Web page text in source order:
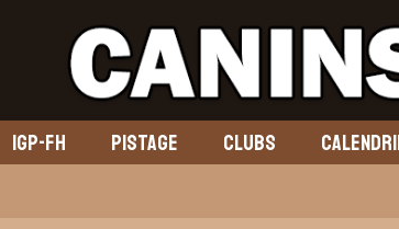
IGP-FH PISTAGE CLUBS